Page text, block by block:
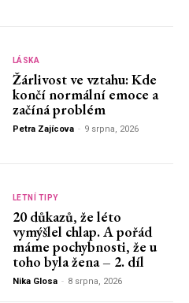
LÁSKA
Žárlivost ve vztahu: Kde
končí normální emoce a
začíná problém
Petra Zajícova - 9 srpna, 2026
LETNÍ TIPY
20 důkazů, že léto
vymýšlel chlap. A pořád
máme pochybnosti, že u
toho byla žena – 2. díl
Nika Glosa - 8 srpna, 2026